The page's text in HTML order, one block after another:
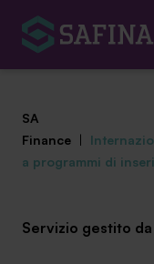
SA
Finance |
a programmi di
Servizio gestito